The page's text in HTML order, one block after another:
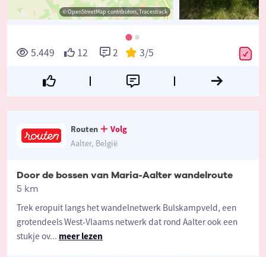
© OpenStreetMap contributors, Tracestrack
5.449 12 2 3/5
Routen
Volg
Aalter, België
Door de bossen van Maria-Aalter wandelroute
5 km
Trek eropuit langs het wandelnetwerk Bulskampveld, een
grotendeels West-Vlaams netwerk dat rond Aalter ook een
stukje ov... meer lezen